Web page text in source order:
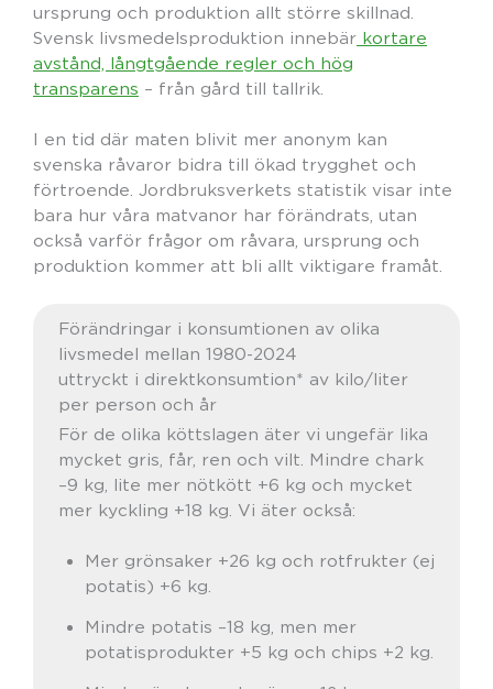
ursprung och produktion allt större skillnad.
Svensk livsmedelsproduktion innebär kortare
avstånd, långtgående regler och hög
transparens – från gård till tallrik.
I en tid där maten blivit mer anonym kan
svenska råvaror bidra till ökad trygghet och
förtroende. Jordbruksverkets statistik visar inte
bara hur våra matvanor har förändrats, utan
också varför frågor om råvara, ursprung och
produktion kommer att bli allt viktigare framåt.
Förändringar i konsumtionen av olika
livsmedel mellan 1980-2024
uttryckt i direktkonsumtion* av kilo/liter
per person och år
För de olika köttslagen äter vi ungefär lika
mycket gris, får, ren och vilt. Mindre chark
–9 kg, lite mer nötkött +6 kg och mycket
mer kyckling +18 kg. Vi äter också:
Mer grönsaker +26 kg och rotfrukter (ej
potatis) +6 kg.
Mindre potatis –18 kg, men mer
potatisprodukter +5 kg och chips +2 kg.